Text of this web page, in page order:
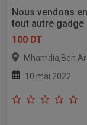
Nous vendons
tout autre gadge
100 DT
Mhamdia,Ben
10 mai 2022